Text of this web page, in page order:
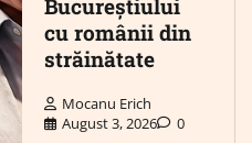
Bucureștiului
cu românii din
străinătate
Mocanu Erich
August 3, 2026
0